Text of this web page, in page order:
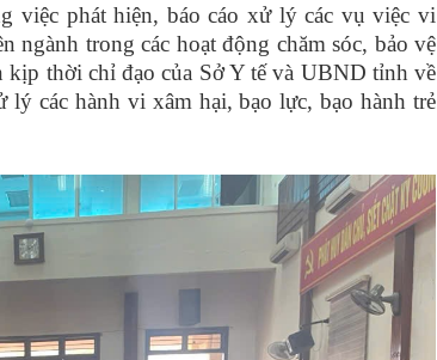
việc phát hiện, báo cáo xử lý các vụ việc vi
ngành trong các hoạt động chăm sóc, bảo vệ
thời chỉ đạo của Sở Y tế và UBND tỉnh về
lý các hành vi xâm hại, bạo lực, bạo hành trẻ